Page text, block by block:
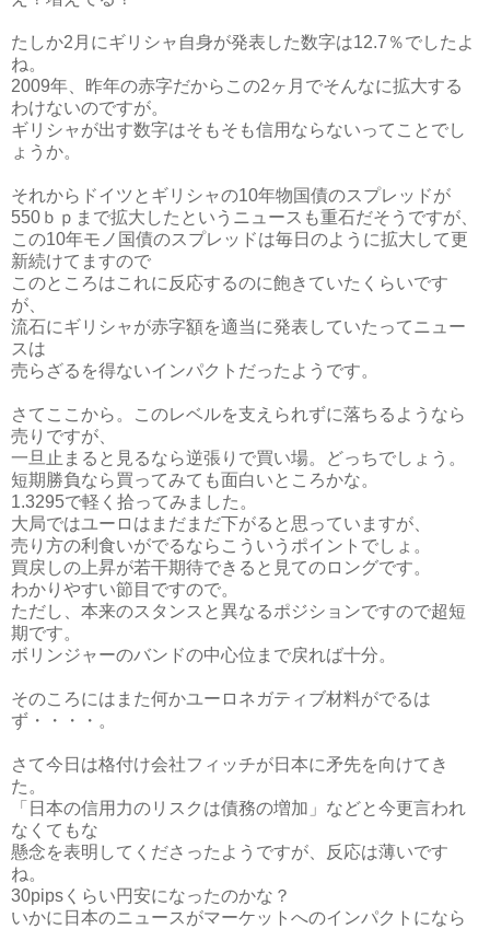
たしか2月にギリシャ自身が発表した数字は12.7％でしたよ
ね。
2009年、昨年の赤字だからこの2ヶ月でそんなに拡大する
わけないのですが。
ギリシャが出す数字はそもそも信用ならないってことでし
ょうか。
それからドイツとギリシャの10年物国債のスプレッドが
550ｂｐまで拡大したというニュースも重石だそうですが、
この10年モノ国債のスプレッドは毎日のように拡大して更
新続けてますので
このところはこれに反応するのに飽きていたくらいです
が、
流石にギリシャが赤字額を適当に発表していたってニュー
スは
売らざるを得ないインパクトだったようです。
さてここから。このレベルを支えられずに落ちるようなら
売りですが、
一旦止まると見るなら逆張りで買い場。どっちでしょう。
短期勝負なら買ってみても面白いところかな。
1.3295で軽く拾ってみました。
大局ではユーロはまだまだ下がると思っていますが、
売り方の利食いがでるならこういうポイントでしょ。
買戻しの上昇が若干期待できると見てのロングです。
わかりやすい節目ですので。
ただし、本来のスタンスと異なるポジションですので超短
期です。
ボリンジャーのバンドの中心位まで戻れば十分。
そのころにはまた何かユーロネガティブ材料がでるは
ず・・・・。
さて今日は格付け会社フィッチが日本に矛先を向けてき
た。
「日本の信用力のリスクは債務の増加」などと今更言われ
なくてもな
懸念を表明してくださったようですが、反応は薄いです
ね。
30pipsくらい円安になったのかな？
いかに日本のニュースがマーケットへのインパクトになら